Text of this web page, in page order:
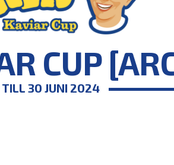
CUP
30 JUNI 2024